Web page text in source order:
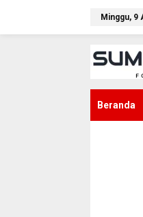
Minggu, 9
Beranda